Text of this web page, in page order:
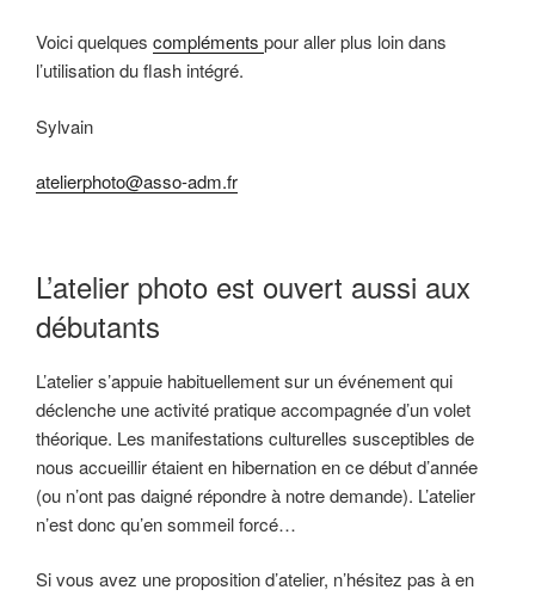
Voici quelques compléments pour aller plus loin dans
l’utilisation du flash intégré.
Sylvain
atelierphoto@asso-adm.fr
L’atelier photo est ouvert aussi aux
débutants
L’atelier s’appuie habituellement sur un événement qui
déclenche une activité pratique accompagnée d’un volet
théorique. Les manifestations culturelles susceptibles de
nous accueillir étaient en hibernation en ce début d’année
(ou n’ont pas daigné répondre à notre demande). L’atelier
n’est donc qu’en sommeil forcé…
Si vous avez une proposition d’atelier, n’hésitez pas à en